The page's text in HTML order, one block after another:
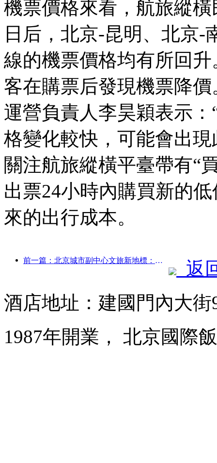
機票價格來看，航旅縱
日后，北京-昆明、北京-
線的機票價格均有所回
客在購票后發現機票降
運營負責人李昊穎表示
格變化較快，可能會出
關注航旅縱橫平臺帶有“
出票24小時內購買新的
來的出行成本。
前一篇：北京城市副中心文旅新地標：頂點公園將于今年正式亮相
返
酒店地址：建國門內大
1987年開業， 北京國